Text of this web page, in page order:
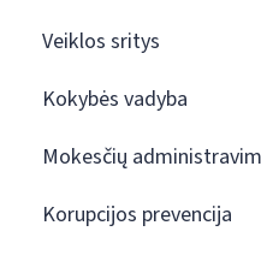
Veiklos sritys
Kokybės vadyba
Mokesčių
Korupcijos prevencija